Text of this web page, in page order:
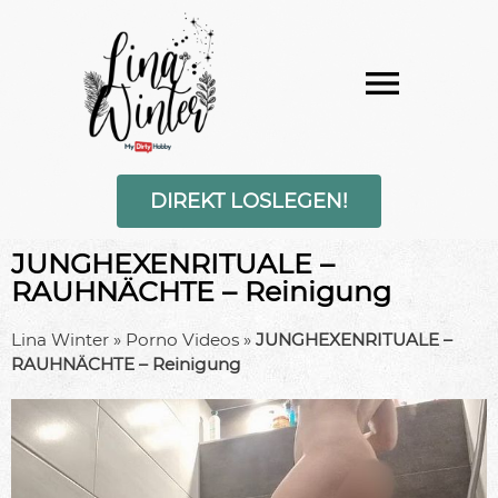
DIREKT LOSLEGEN!
JUNGHEXENRITUALE –
RAUHNÄCHTE – Reinigung
Lina Winter » Porno Videos » JUNGHEXENRITUALE –
RAUHNÄCHTE – Reinigung